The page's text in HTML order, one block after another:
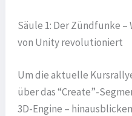
Säule 1: Der Zündfunke –
von Unity revolutioniert
Um die aktuelle
über das “Create”-
3D-Engine –